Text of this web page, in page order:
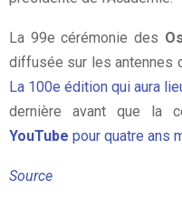
La 99e cérémonie des
diffusée sur les antennes
La 100e édition qui aura
dernière avant que la
YouTube pour quatre ans
Source